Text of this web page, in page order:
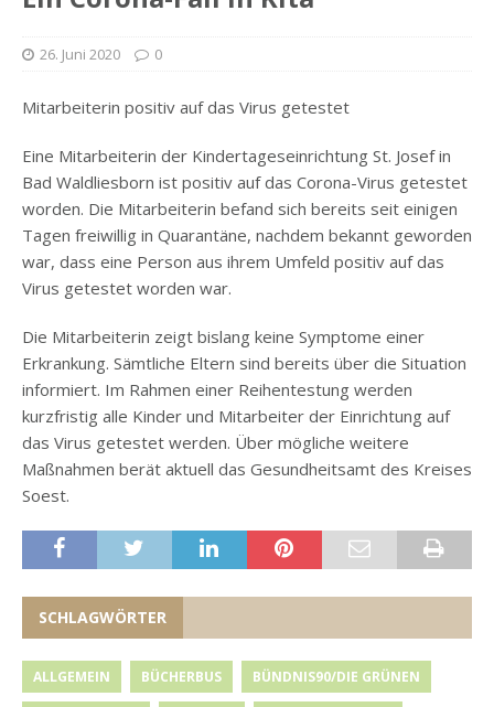
26. Juni 2020 0
Mitarbeiterin positiv auf das Virus getestet
Eine Mitarbeiterin der Kindertageseinrichtung St. Josef in
Bad Waldliesborn ist positiv auf das Corona-Virus getestet
worden. Die Mitarbeiterin befand sich bereits seit einigen
Tagen freiwillig in Quarantäne, nachdem bekannt geworden
war, dass eine Person aus ihrem Umfeld positiv auf das
Virus getestet worden war.
Die Mitarbeiterin zeigt bislang keine Symptome einer
Erkrankung. Sämtliche Eltern sind bereits über die Situation
informiert. Im Rahmen einer Reihentestung werden
kurzfristig alle Kinder und Mitarbeiter der Einrichtung auf
das Virus getestet werden. Über mögliche weitere
Maßnahmen berät aktuell das Gesundheitsamt des Kreises
Soest.
SCHLAGWÖRTER
ALLGEMEIN BÜCHERBUS BÜNDNIS90/DIE GRÜNEN